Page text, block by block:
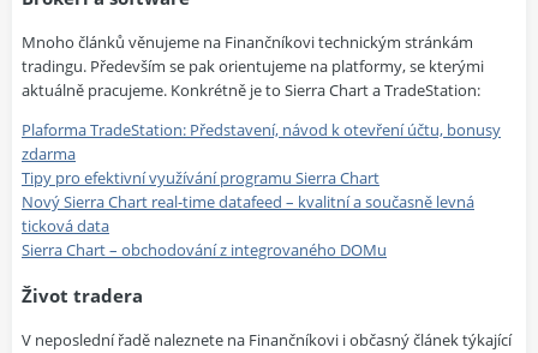
Mnoho článků věnujeme na Finančníkovi technickým stránkám
tradingu. Především se pak orientujeme na platformy, se kterými
aktuálně pracujeme. Konkrétně je to Sierra Chart a TradeStation:
Plaforma TradeStation: Představení, návod k otevření účtu, bonusy
zdarma
Tipy pro efektivní využívání programu Sierra Chart
Nový Sierra Chart real-time datafeed – kvalitní a současně levná
ticková data
Sierra Chart – obchodování z integrovaného DOMu
Život tradera
V neposlední řadě naleznete na Finančníkovi i občasný článek týkající